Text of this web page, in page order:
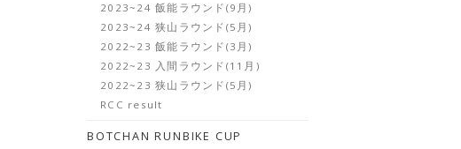
2023~24 飯能ラウンド(9月)
2023~24 狭山ラウンド(5月)
2022~23 飯能ラウンド(3月)
2022~23 入間ラウンド(11月)
2022~23 狭山ラウンド(5月)
RCC result
BOTCHAN RUNBIKE CUP